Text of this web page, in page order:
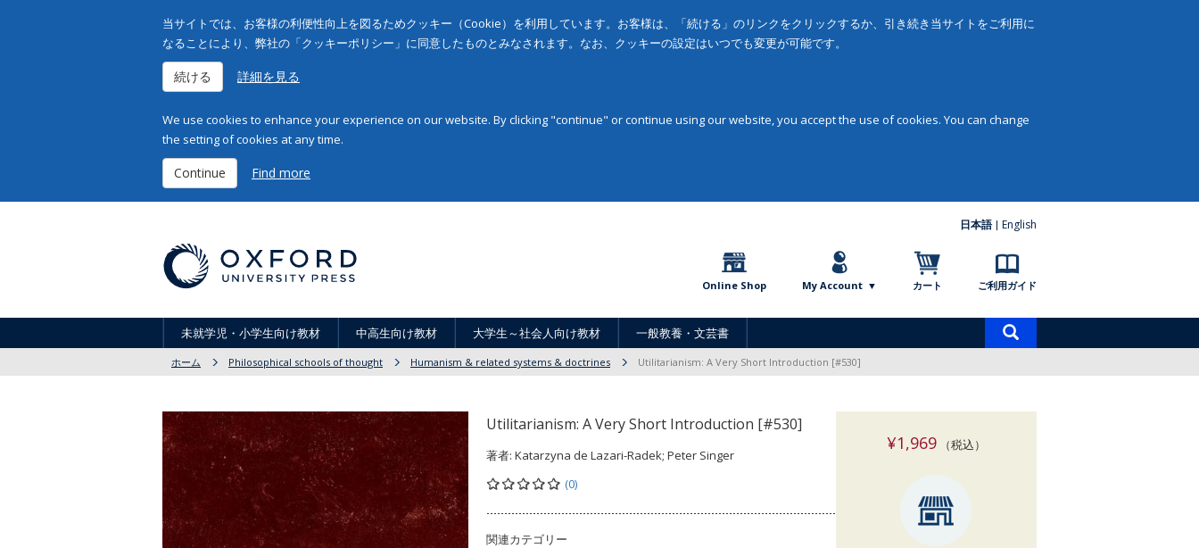
当サイトでは、お客様の利便性向上を図るためクッキー（Cookie）を利用しています。お客様は、「続ける」のリンクをクリックするか、引き続き当サイトをご利用に
なることにより、弊社の「クッキーポリシー」に同意したものとみなされます。なお、クッキーの設定はいつでも変更が可能です。
続ける 詳細を見る
We use cookies to enhance your experience on our website. By clicking "continue" or continue using our website, you accept the use of cookies. You can change
the setting of cookies at any time.
Continue Find more
日本語 English
Online Shop My Account カート ご利用ガイド
未就学児・小学生向け教材 中高生向け教材 大学生～社会人向け教材 一般教養・文芸書
索
ホーム Philosophical schools of thought Humanism & related systems & doctrines Utilitarianism: A Very Short Introduction [#530]
Utilitarianism: A Very Short Introduction [#530]
著者: Katarzyna de Lazari-Radek; Peter Singer
(0)
関連カテゴリー
¥1,969（税込）